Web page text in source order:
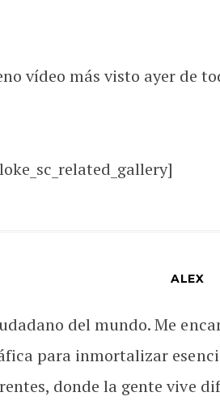
vídeo más visto ayer de
ALEX
del mundo. Me
para inmortalizar
donde la gente vive